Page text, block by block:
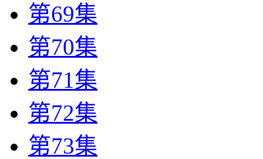
第69集
第70集
第71集
第72集
第73集